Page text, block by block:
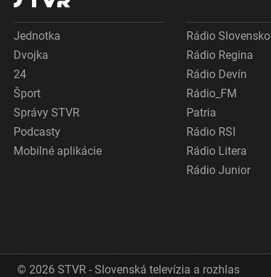
Jednotka
Dvojka
24
Šport
Správy STVR
Podcasty
Mobilné aplikácie
Rádio Slovensko
Rádio Regina
Rádio Devín
Rádio_FM
Patria
Rádio RSI
Rádio Litera
Rádio Junior
© 2026 STVR - Slovenská televízia a rozhlas